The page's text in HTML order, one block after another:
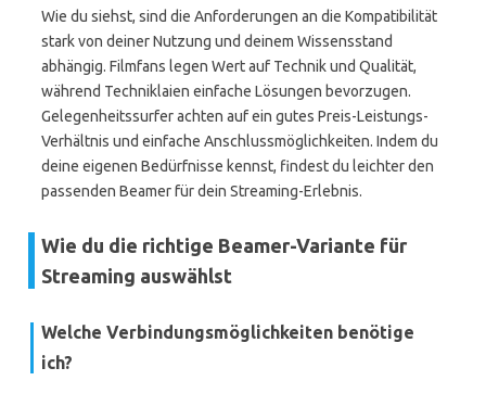
Wie du siehst, sind die Anforderungen an die Kompatibilität
stark von deiner Nutzung und deinem Wissensstand
abhängig. Filmfans legen Wert auf Technik und Qualität,
während Techniklaien einfache Lösungen bevorzugen.
Gelegenheitssurfer achten auf ein gutes Preis-Leistungs-
Verhältnis und einfache Anschlussmöglichkeiten. Indem du
deine eigenen Bedürfnisse kennst, findest du leichter den
passenden Beamer für dein Streaming-Erlebnis.
Wie du die richtige Beamer-Variante für
Streaming auswählst
Welche Verbindungsmöglichkeiten benötige
ich?